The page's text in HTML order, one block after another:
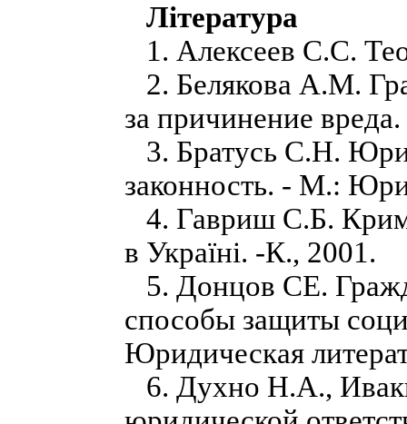
Література
1. Алексеев С.С.
2. Белякова А.М.
за причинение
3. Братусь С.Н.
законность. - М.:
4. Гавриш С.Б.
в Україні. -К., 2001.
5. Донцов СЕ.
способы защиты
Юридическая
6. Духно Н.А.,